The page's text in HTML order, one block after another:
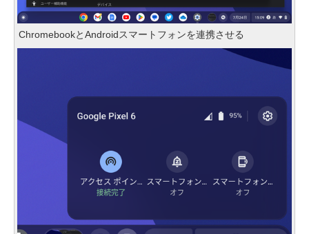
ChromebookとAndroidスマートフォンを連携させる